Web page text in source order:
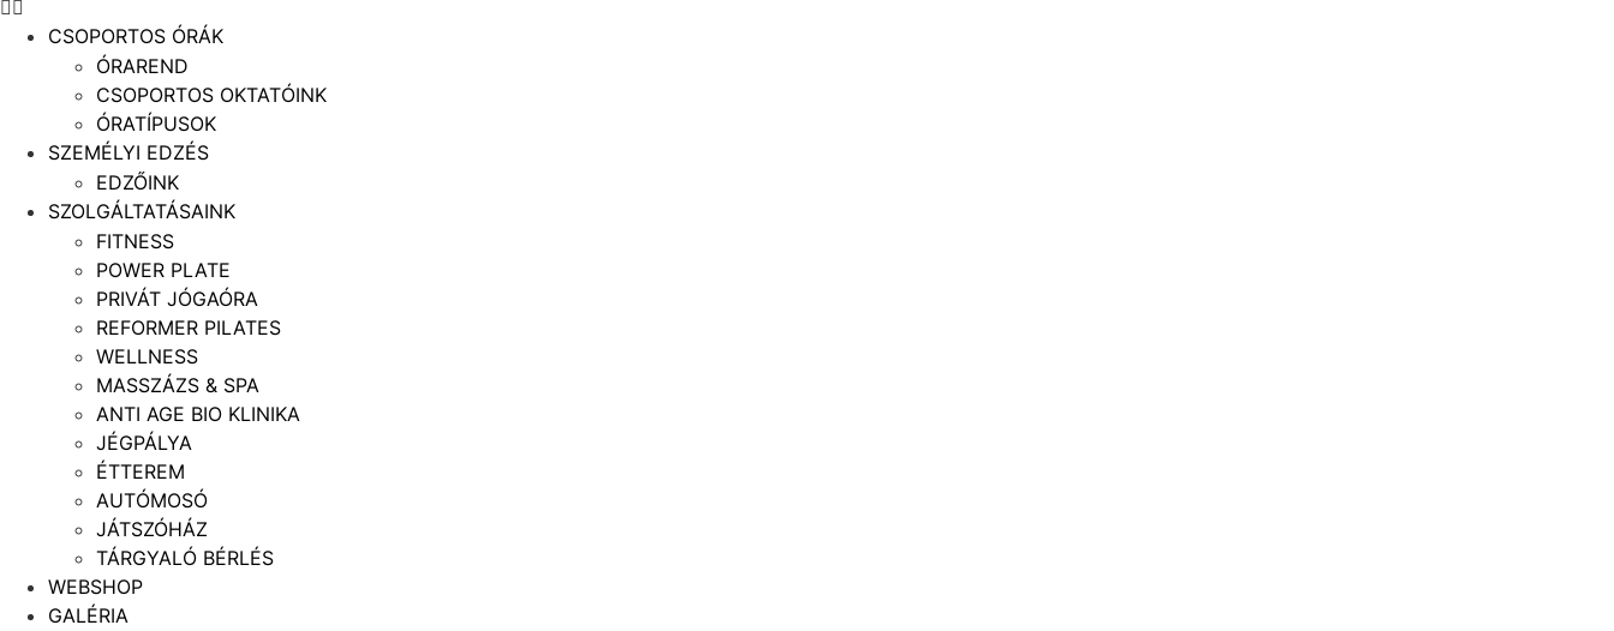
CSOPORTOS ÓRÁK
ÓRAREND
CSOPORTOS OKTATÓINK
ÓRATÍPUSOK
SZEMÉLYI EDZÉS
EDZŐINK
SZOLGÁLTATÁSAINK
FITNESS
POWER PLATE
PRIVÁT JÓGAÓRA
REFORMER PILATES
WELLNESS
MASSZÁZS & SPA
ANTI AGE BIO KLINIKA
JÉGPÁLYA
ÉTTEREM
AUTÓMOSÓ
JÁTSZÓHÁZ
TÁRGYALÓ BÉRLÉS
WEBSHOP
GALÉRIA